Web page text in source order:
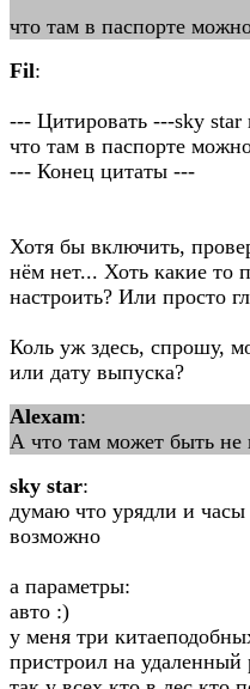
что там в паспорте
Fil:
--- Цитировать ---sky star
что там в паспорте
--- Конец цитаты ---
Хотя бы включить,
нём нет... Хоть какие то
настроить? Или просто
Коль уж здесь, спрошу,
или дату выпуска?
Alexam:
А что там может быть не
sky star:
думаю что урядли и
возможно
а параметры:
авто :)
у меня три
пристроил на удаленный